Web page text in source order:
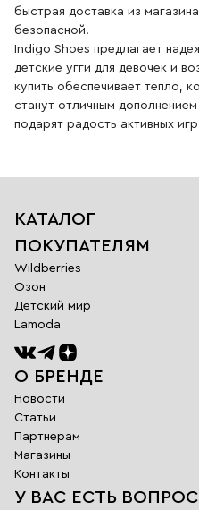
быстрая доставка из
безопасной.
Indigo Shoes предлагает
детские угги для девочек и
купить обеспечивает тепло,
станут отличным
подарят радость активных
КАТАЛОГ
ПОКУПАТЕЛЯМ
Wildberries
Озон
Детский мир
Lamoda
О БРЕНДЕ
Новости
Статьи
Партнерам
Магазины
Контакты
У ВАС ЕСТЬ
Обратная
связь
Заполните поля